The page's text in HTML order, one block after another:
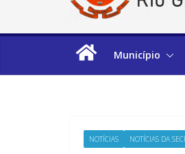
Município
NOTÍCIAS NOTÍCIAS DA